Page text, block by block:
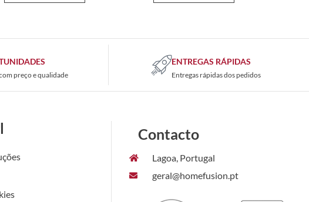
preço e qualidade
ENTREGAS RÁPIDAS
Entregas rápidas dos pedidos
Contacto
Lagoa, Portugal
geral@homefusion.pt